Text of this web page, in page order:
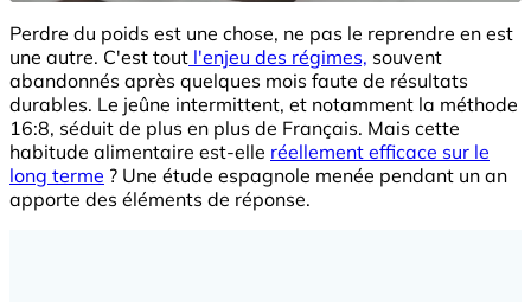
Perdre du poids est une chose, ne pas le reprendre en est
une autre. C'est tout l'enjeu des régimes, souvent
abandonnés après quelques mois faute de résultats
durables. Le jeûne intermittent, et notamment la méthode
16:8, séduit de plus en plus de Français. Mais cette
habitude alimentaire est-elle réellement efficace sur le
long terme ? Une étude espagnole menée pendant un an
apporte des éléments de réponse.